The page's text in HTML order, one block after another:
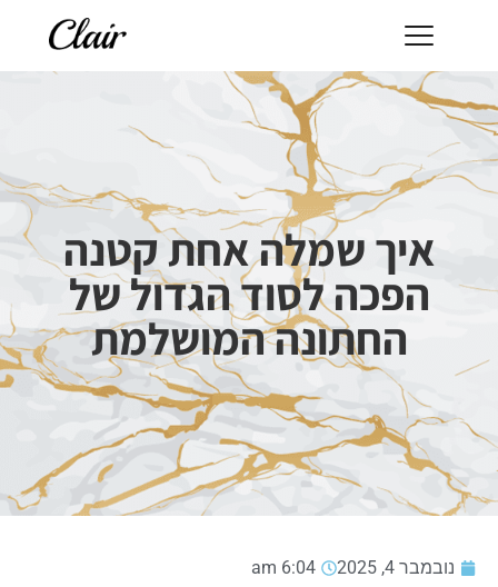
איך שמלה אחת קטנה
הפכה לסוד הגדול של
החתונה המושלמת
נובמבר 4, 2025 6:04 am